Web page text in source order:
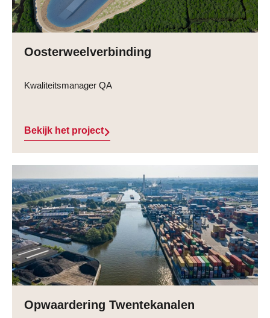
Oosterweelverbinding
Kwaliteitsmanager QA
Bekijk het project
Opwaardering Twentekanalen